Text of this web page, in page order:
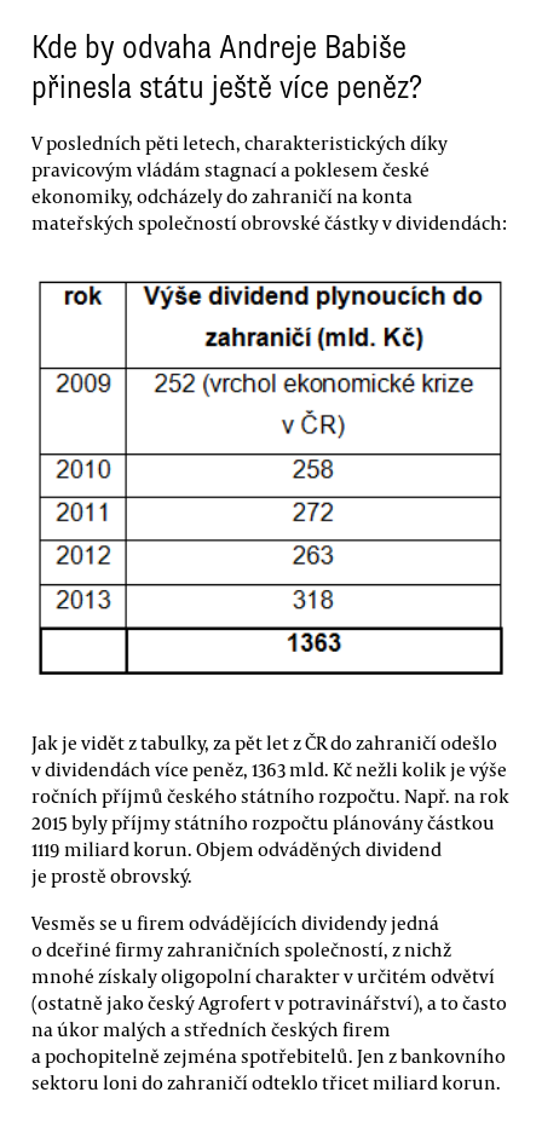
Kde by odvaha Andreje Babiše
přinesla státu ještě více peněz?
V posledních pěti letech, charakteristických díky
pravicovým vládám stagnací a poklesem české
ekonomiky, odcházely do zahraničí na konta
mateřských společností obrovské částky v dividendách:
Jak je vidět z tabulky, za pět let z ČR do zahraničí odešlo
v dividendách více peněz, 1363 mld. Kč nežli kolik je výše
ročních příjmů českého státního rozpočtu. Např. na rok
2015 byly příjmy státního rozpočtu plánovány částkou
1119 miliard korun. Objem odváděných dividend
je prostě obrovský.
Vesměs se u firem odvádějících dividendy jedná
o dceřiné firmy zahraničních společností, z nichž
mnohé získaly oligopolní charakter v určitém odvětví
(ostatně jako český Agrofert v potravinářství), a to často
na úkor malých a středních českých firem
a pochopitelně zejména spotřebitelů. Jen z bankovního
sektoru loni do zahraničí odteklo třicet miliard korun.